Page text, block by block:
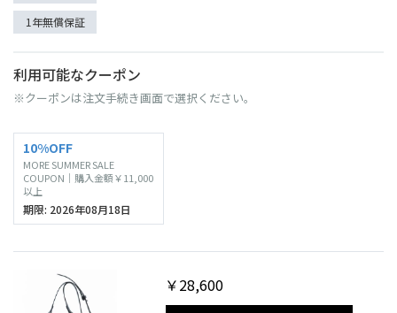
1年無償保証
利用可能なクーポン
※クーポンは注文手続き画面で選択ください。
10%OFF
MORE SUMMER SALE
COUPON｜購入金額￥11,000
以上
期限: 2026年08月18日
￥28,600